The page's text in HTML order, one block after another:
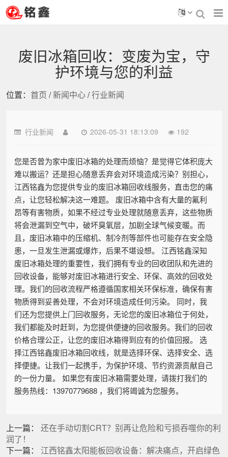
废旧冰箱回收：变废为宝，守
护环境与您的利益
位置： 首页 /新闻中心/行业新闻
行业新闻 2026-05-31 18:13:09 192
您是否曾为家中废旧冰箱的处理而烦恼？是觉得它体积庞大
难以搬运？还是担心随意丢弃会对环境造成污染？别担心，
江西铭鑫为您提供专业的废旧冰箱回收线服务，直击您的痛
点，让您轻松解决这一难题。 废旧冰箱中含有大量的氟利
昂等有害物质，如果不经过专业处理就随意丢弃，这些物质
将会泄漏到空气中，破坏臭氧层，加剧全球气候变暖。而
且，废旧冰箱中的压缩机、制冷剂等部件也可能存在安全隐
患，一旦发生泄漏或爆炸，后果不堪设想。 江西铭鑫深知
废旧冰箱处理的重要性，我们拥有专业的回收团队和先进的
回收设备，能够对废旧冰箱进行安全、环保、高效的回收处
理。我们的回收流程严格遵循国家相关环保标准，确保有害
物质得到妥善处理，不会对环境造成任何污染。 同时，我
们还为您提供上门回收服务，无论您的废旧冰箱位于何处，
我们都能及时赶到，为您提供便捷的回收服务。我们的回收
价格合理公正，让您的废旧冰箱得到应有的价值回报。 选
择江西铭鑫废旧冰箱回收线，就是选择环保、选择安全、选
择便捷。让我们一起携手，为保护环境、节约资源贡献自己
的一份力量。 如果您有废旧冰箱需要处理，请拨打我们的
服务热线：13970779688 ，我们将竭诚为您服务。
上一篇： 还在手动切割CRT？别再让危险和亏损吞噬你的利
润了！
下一篇： 江西铭鑫太阳能板回收设备：解决痛点，开启绿色